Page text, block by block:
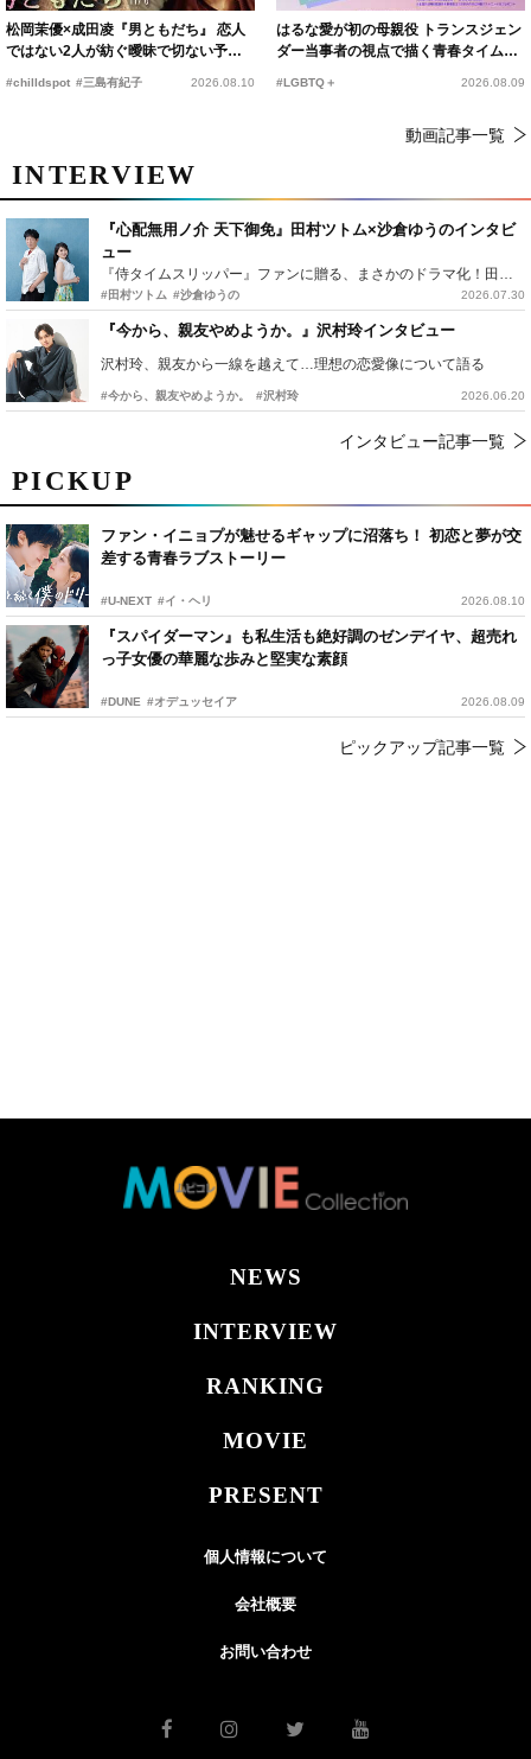
PICKUP
ファン・イニョプが魅せるギャップに沼落ち！ 初恋と夢が交
差する青春ラブストーリー
#U-NEXT #イ・ヘリ 2026.08.10
『スパイダーマン』も私生活も絶好調のゼンデイヤ、超売れ
っ子女優の華麗な歩みと堅実な素顔
#DUNE #オデュッセイア 2026.08.09
ピックアップ記事一覧
松岡茉優×成田凌『男ともだち』 恋人
ではない2人が紡ぐ曖昧で切ない予告
#chilldspot #三島有紀子 2026.08.10
はるな愛が初の母親役 トランスジェン
ダー当事者の視点で描く青春タイムス
#LGBTQ＋ 2026.08.09
動画記事一覧
INTERVIEW
『心配無用ノ介 天下御免』田村ツトム×沙倉ゆうのインタビ
ュー
『侍タイムスリッパー』ファンに贈る、まさかのドラマ化！田村ツトム×沙倉ゆうのが語る『心配無用ノ介』撮影秘話
#田村ツトム #沙倉ゆうの 2026.07.30
『今から、親友やめようか。』沢村玲インタビュー
沢村玲、親友から一線を越えて…理想の恋愛像について語る
#今から、親友やめようか。 #沢村玲 2026.06.20
インタビュー記事一覧
NEWS
INTERVIEW
RANKING
MOVIE
PRESENT
個人情報について
会社概要
お問い合わせ